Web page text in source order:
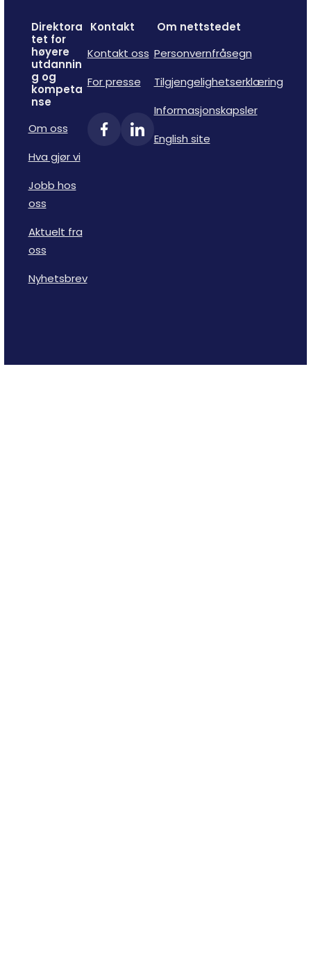
Direktora
tet for
høyere
utdannin
g og
kompeta
nse
Om oss
Hva gjør vi
Jobb hos
oss
Aktuelt fra
oss
Nyhetsbrev
Kontakt
Kontakt oss
For presse
Om nettstedet
Personvernfråsegn
Tilgjengelighetserklæring
Informasjonskapsler
English site